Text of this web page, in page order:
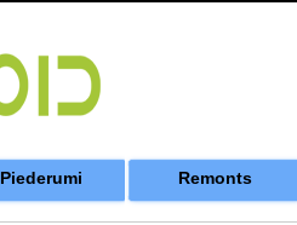
Piederumi Remonts